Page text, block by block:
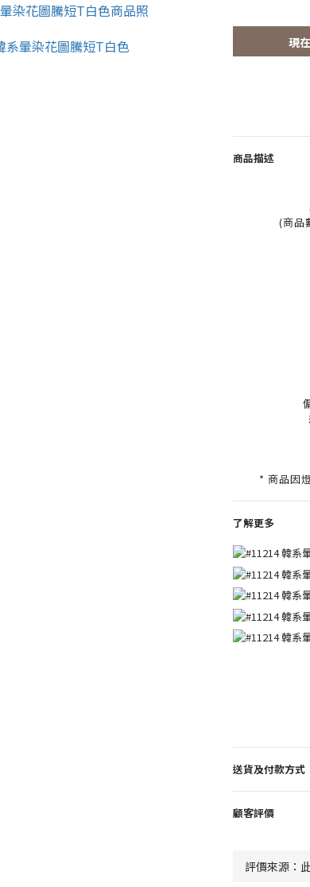
現
商品描述
(商品
* 商品因
了解更多
送貨及付款方式
顧客評價